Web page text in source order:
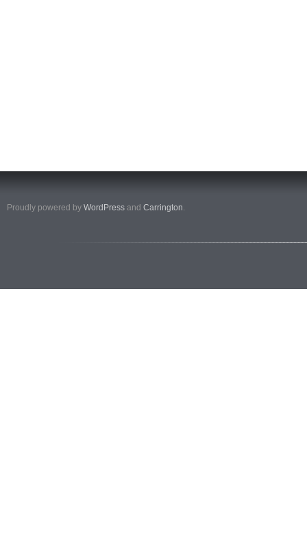
Proudly powered by WordPress and Carrington.